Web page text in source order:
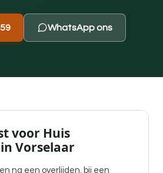
WhatsApp ons
voor Huis
Vorselaar
na een overlijden, bij een